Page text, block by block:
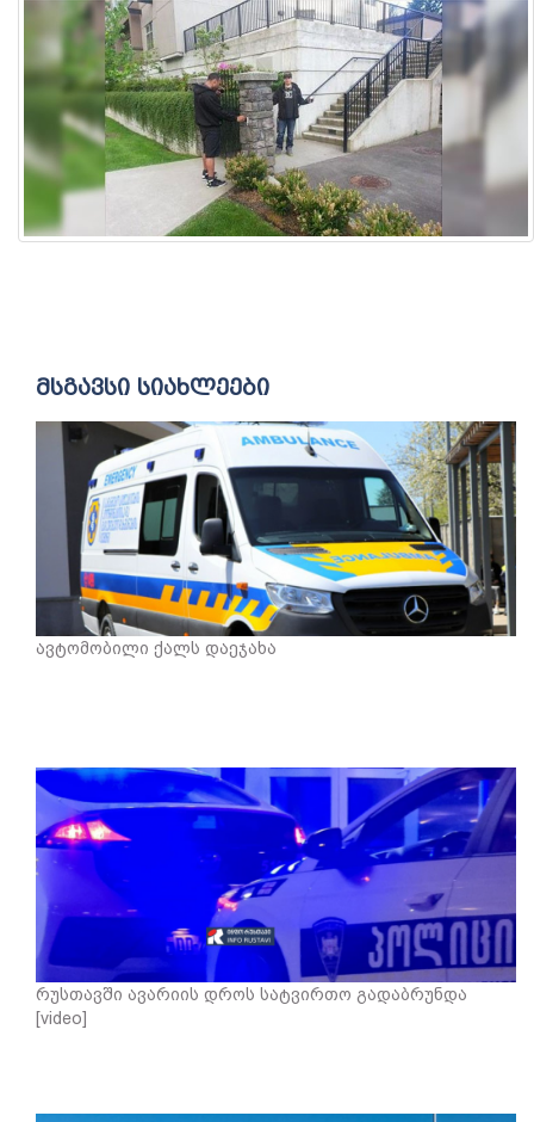
მსგავსი სიახლეები
ავტომობილი ქალს დაეჯახა
რუსთავში ავარიის დროს სატვირთო გადაბრუნდა
[video]